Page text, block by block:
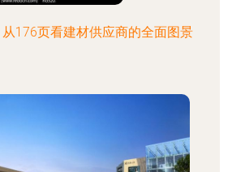
176页看建材供应商的全面图景